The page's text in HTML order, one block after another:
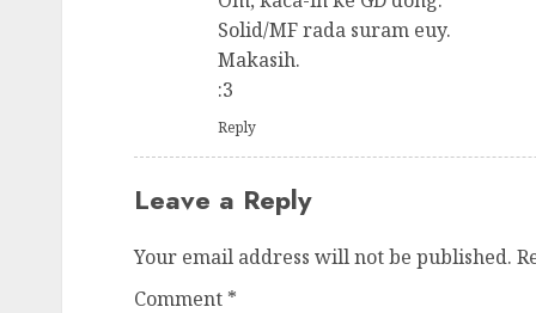
Solid/MF rada suram euy.
Makasih.
:3
Reply
Leave a Reply
Your email address will not be published.
Comment *